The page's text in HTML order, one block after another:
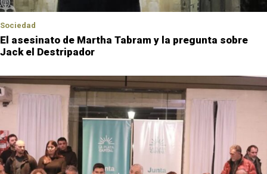
Sociedad
El asesinato de Martha Tabram y la pregunta sobre
Jack el Destripador